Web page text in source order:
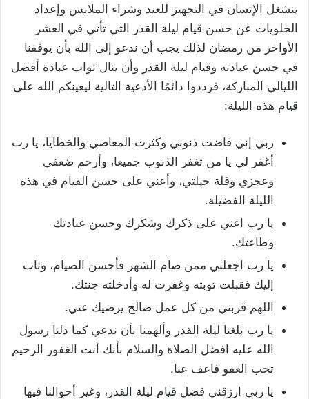
ينشغل الإنسان في التجهيز للعيد وشراء الملابس وإعداد
الحلويات عن حسن قيام ليلة القدر التي تأتي في العشر
الأواخر من رمضان لذلك يجب أن ندعو إلى الله بأن يوفقنا
في حسن عبادته وقيام ليلة القدر وأن ينال ثواب عبادة أفضل
الليالي المباركة، فرددوا دائمًا الأدعية التالية ليعينكم الله على
قيام هذه الليلة:
ربي إني فاضت ذنوبي وكثرت المعاصي والخطايا، يا رب
أغفر لي يا من تغفر الذنوب جميعا، وأرحم ضعفي
وعجزي وقلة حيلتي، وأعني على حسن القيام في هذه
الليلة الفضيلة.
يا رب اعني على ذكرك وشكرك وحسن عبادتك
وطاعتك.
يا رب اجعلني ممن صام الشهر فأحسن الصيام، وتاب
إليك فقبلت توبته وغفرت له وأدخلته جنتك.
اللهم قربني من كل عمل صالح يرضيك عني.
يا رب بلغنا ليلة القدر وألهمنا بأن ندعي كما دلنا رسول
الله عليه افضل الصلاة والسلام بأنك أنت الغفور الرحيم
تحب العفو فاعف عنا.
يا ربي ارزقني فضل قيام ليلة القدر، وغير أحوالنا فيها